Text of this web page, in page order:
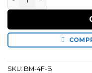
SKU: BM-4F-B